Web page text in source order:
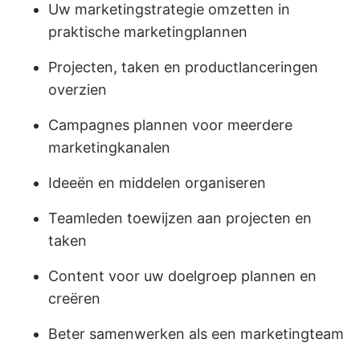
Uw marketingstrategie omzetten in
praktische marketingplannen
Projecten, taken en productlanceringen
overzien
Campagnes plannen voor meerdere
marketingkanalen
Ideeën en middelen organiseren
Teamleden toewijzen aan projecten en
taken
Content voor uw doelgroep plannen en
creëren
Beter samenwerken als een marketingteam